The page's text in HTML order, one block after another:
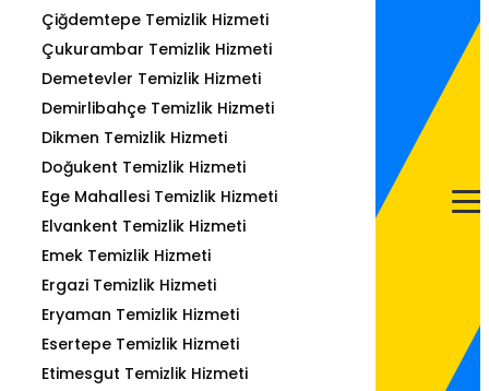
Çiğdemtepe Temizlik Hizmeti
Çukurambar Temizlik Hizmeti
Demetevler Temizlik Hizmeti
Demirlibahçe Temizlik Hizmeti
Dikmen Temizlik Hizmeti
Doğukent Temizlik Hizmeti
Ege Mahallesi Temizlik Hizmeti
Elvankent Temizlik Hizmeti
Emek Temizlik Hizmeti
Ergazi Temizlik Hizmeti
Eryaman Temizlik Hizmeti
Esertepe Temizlik Hizmeti
Etimesgut Temizlik Hizmeti